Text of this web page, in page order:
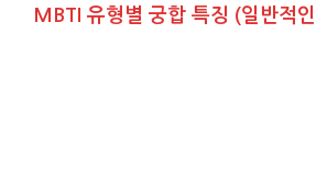
MBTI 유형별 궁합 특징 (일반적